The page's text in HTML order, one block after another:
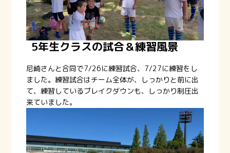
5年生クラスの試合＆練習風景
尼崎さんと合同で7/26に練習試合、7/27に練習をし
ました。練習試合はチーム全体が、しっかりと前に出
て、練習しているブレイクダウンも、しっかり制圧出
来ていました。